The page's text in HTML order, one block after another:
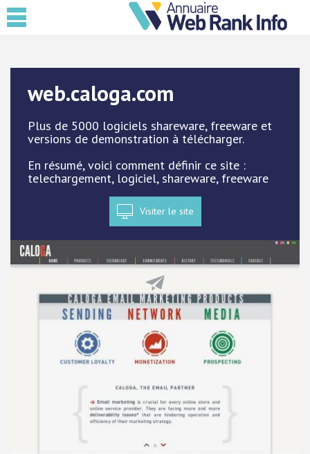
web.caloga.com
Plus de 5000 logiciels shareware, freeware et
versions de demonstration à télécharger.
En résumé, voici comment définir ce site :
telechargement, logiciel, shareware, freeware
Visiter le site